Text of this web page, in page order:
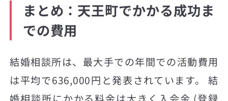
まとめ：天王町でかかる成功ま
での費用
結婚相談所は、最大手での年間での活動費用
は平均で636,000円と発表されています。 結